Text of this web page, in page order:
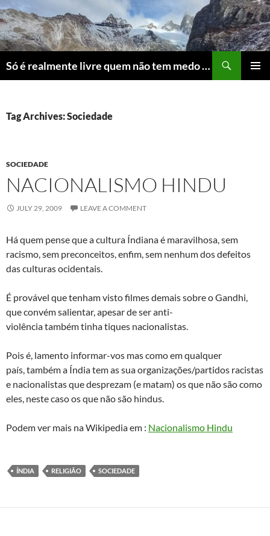
Skip
to
content
Só é realmente livre quem não tem medo do ridículo
Tag Archives: Sociedade
SOCIEDADE
NACIONALISMO HINDU
JULY 29, 2009 LEAVE A COMMENT
Há quem pense que a cultura Índiana é maravilhosa, sem
racismo, sem preconceitos, enfim, sem nenhum dos defeitos
das culturas ocidentais.
É provável que tenham visto filmes demais sobre o Gandhi,
que convém salientar, apesar de ser anti-
violência também tinha tiques nacionalistas.
Pois é, lamento informar-vos mas como em qualquer
país, também a Índia tem as sua organizações/partidos racistas
e nacionalistas que desprezam (e matam) os que não são como
eles, neste caso os que não são hindus.
Podem ver mais na Wikipedia em : Nacionalismo Hindu
ÍNDIA RELIGIÃO SOCIEDADE